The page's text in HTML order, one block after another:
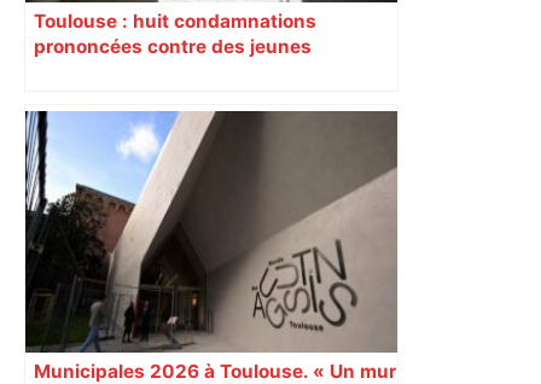
Toulouse : huit condamnations
prononcées contre des jeunes
Municipales 2026 à Toulouse. « Un mur